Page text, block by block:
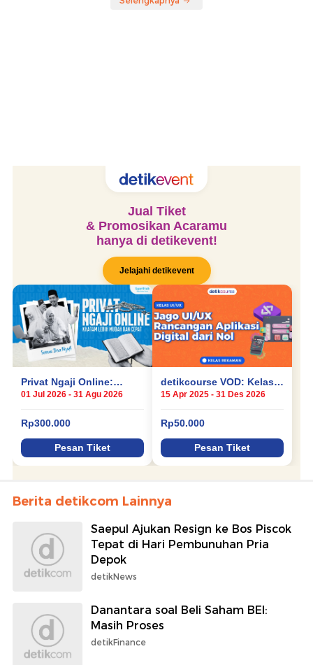
Berita detikcom Lainnya
Saepul Ajukan Resign ke Bos Piscok
Tepat di Hari Pembunuhan Pria
Depok
detikNews
Danantara soal Beli Saham BEI:
Masih Proses
detikFinance